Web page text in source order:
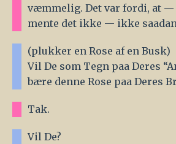
væmmelig. Det var fordi, at
mente det ikke — ikke
(plukker en Rose af en Busk)
Vil De som Tegn paa Deres
bære denne Rose paa Deres
Tak.
Vil De?